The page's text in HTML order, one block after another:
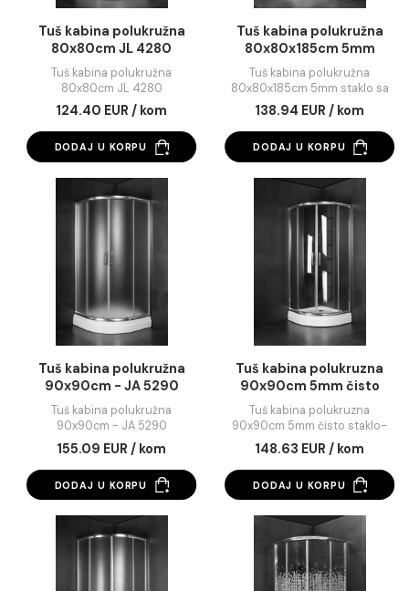
Tuš kabina polukružna
80x80cm JL 4280
Tuš kabina polukružna
80x80cm JL 4280
124.40 EUR / kom
Tuš kabina
80x80x185cm
staklo sa
Tuš kabina
80x80x185cm 5mm
kvadratićima
138.94 EUR / kom